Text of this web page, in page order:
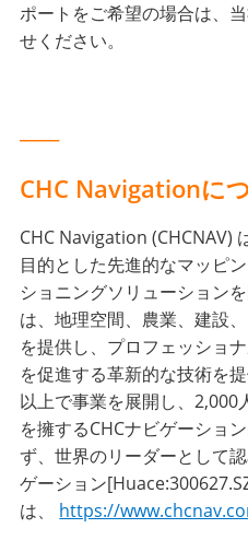
ポートをご希望の場合は、
せください。
CHC Navigationに
CHC Navigation (CHCNAV)
目的とした先進的なマッピ
ショニングソリューション
は、地理空間、農業、建設
を提供し、プロフェッショ
を促進する革新的な技術を
以上で事業を展開し、2,000
を擁するCHCナビゲーショ
ず、世界のリーダーとして
ゲーション
は、 https://